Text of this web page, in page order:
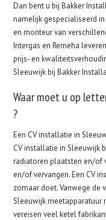
Dan bent u bij Bakker
namelijk gespecialiseerd
en monteur van
Intergas en Remeha
prijs- en
Sleeuwijk bij Bakker
Waar moet u op
?
Een CV installatie in
CV installatie in Sleeuwijk
radiatoren plaatsten en/of
en/of vervangen. Een CV
zomaar doet. Vanwege de
Sleeuwijk meetapparatuur
vereisen veel ketel